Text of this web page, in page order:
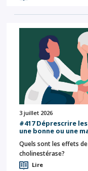
3 juillet 2026
#417 Déprescrire
une bonne ou une
Quels sont les effets
cholinestérase?
Lire